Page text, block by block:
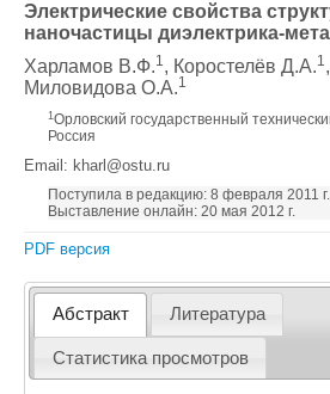
Электрические свойства
наночастицы диэлектрика-
Харламов В.Ф.1, Коростелёв Д.А.1
Миловидова О.А.1
1 Орловский государственный
Россия
Email: kharl@ostu.ru
Поступила в редакцию: 8 февраля 2011 г.
Выставление онлайн: 20 мая 2012 г.
PDF версия
Абстракт Литература
Статистика просмотров